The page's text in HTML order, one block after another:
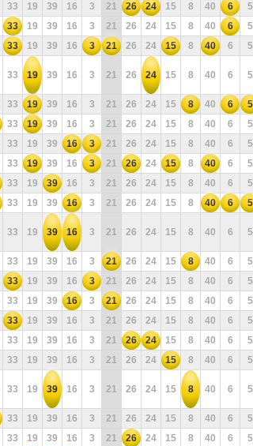
33 19 39 16 3 21 26 24 15 8 40 6 5
33 19 39 16 3 21 26 24 15 8 40 6 5
33 19 39 16 3 21 26 24 15 8 40 6 5
33 19 39 16 3 21 26 24 15 8 40 6 5
33 19 39 16 3 21 26 24 15 8 40 6 5
33 19 39 16 3 21 26 24 15 8 40 6 5
33 19 39 16 3 21 26 24 15 8 40 6 5
33 19 39 16 3 21 26 24 15 8 40 6 5
33 19 39 16 3 21 26 24 15 8 40 6 5
33 19 39 16 3 21 26 24 15 8 40 6 5
33 19 39 16 3 21 26 24 15 8 40 6 5
33 19 39 16 3 21 26 24 15 8 40 6 5
33 19 39 16 3 21 26 24 15 8 40 6 5
33 19 39 16 3 21 26 24 15 8 40 6 5
33 19 39 16 3 21 26 24 15 8 40 6 5
33 19 39 16 3 21 26 24 15 8 40 6 5
33 19 39 16 3 21 26 24 15 8 40 6 5
33 19 39 16 3 21 26 24 15 8 40 6 5
33 19 39 16 3 21 26 24 15 8 40 6 5
33 19 39 16 3 21 26 24 15 8 40 6 5